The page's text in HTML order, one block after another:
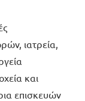
ιατρεία,
και
επισκευών